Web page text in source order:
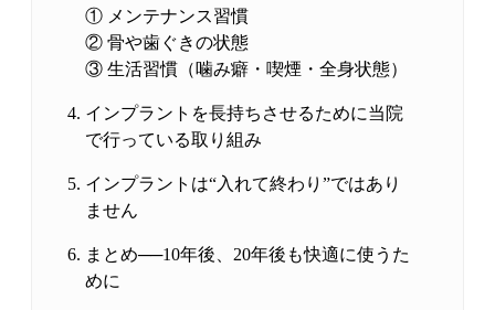
① メンテナンス習慣
② 骨や歯ぐきの状態
③ 生活習慣（噛み癖・喫煙・全身状態）
インプラントを長持ちさせるために当院
で行っている取り組み
インプラントは“入れて終わり”ではあり
ません
まとめ──10年後、20年後も快適に使うた
めに